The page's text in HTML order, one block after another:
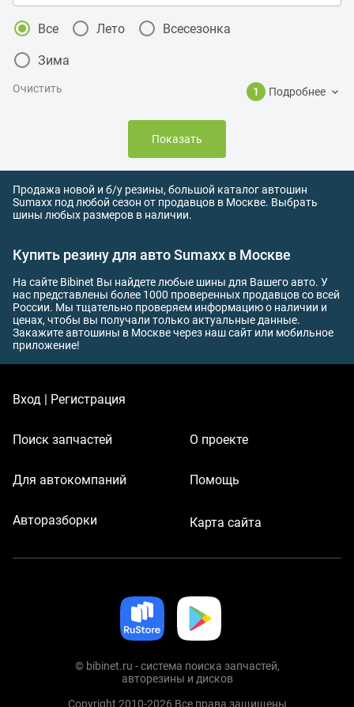
Все Лето Всесезонка
Зима
Очистить 1 Подробнее
Показать
Продажа новой и б/у резины, большой каталог автошин
Sumaxx под любой сезон от продавцов в Москве. Выбрать
шины любых размеров в наличии.
Купить резину для авто Sumaxx в Москве
На сайте Bibinet Вы найдете любые шины для Вашего авто. У
нас представлены более 1000 проверенных продавцов со всей
России. Мы тщательно проверяем информацию о наличии и
ценах, чтобы вы получали только актуальные данные.
Закажите автошины в Москве через наш сайт или мобильное
приложение!
Вход | Регистрация
Поиск запчастей
Для автокомпаний
Авторазборки
О проекте
Помощь
Карта сайта
© bibinet.ru - система поиска запчастей,
авторезины и дисков
Copyright 2010-2026 Все права защищены